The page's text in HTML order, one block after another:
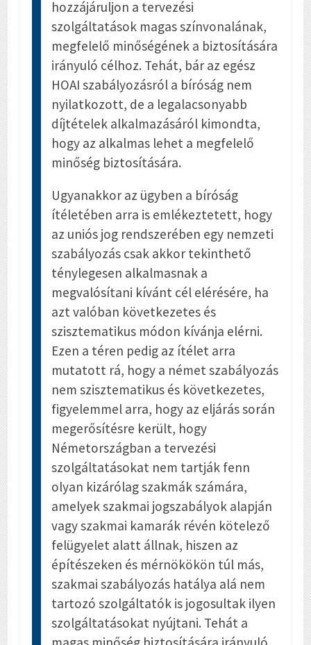
hozzájáruljon a tervezési
szolgáltatások magas színvonalának,
megfelelő minőségének a biztosítására
irányuló célhoz. Tehát, bár az egész
HOAI szabályozásról a bíróság nem
nyilatkozott, de a legalacsonyabb
díjtételek alkalmazásáról kimondta,
hogy az alkalmas lehet a megfelelő
minőség biztosítására.
Ugyanakkor az ügyben a bíróság
ítéletében arra is emlékeztetett, hogy
az uniós jog rendszerében egy nemzeti
szabályozás csak akkor tekinthető
ténylegesen alkalmasnak a
megvalósítani kívánt cél elérésére, ha
azt valóban következetes és
szisztematikus módon kívánja elérni.
Ezen a téren pedig az ítélet arra
mutatott rá, hogy a német szabályozás
nem szisztematikus és következetes,
figyelemmel arra, hogy az eljárás során
megerősítésre került, hogy
Németországban a tervezési
szolgáltatásokat nem tartják fenn
olyan kizárólag szakmák számára,
amelyek szakmai jogszabályok alapján
vagy szakmai kamarák révén kötelező
felügyelet alatt állnak, hiszen az
építészeken és mérnökökön túl más,
szakmai szabályozás hatálya alá nem
tartozó szolgáltatók is jogosultak ilyen
szolgáltatásokat nyújtani. Tehát a